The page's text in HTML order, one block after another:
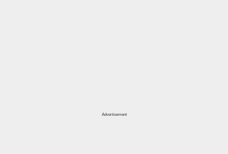
Advertisement